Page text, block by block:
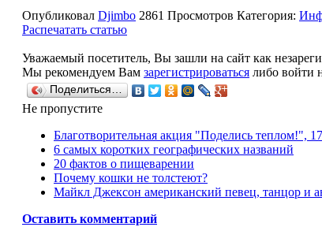
Опубликовал Djimbo 2861 Просмотров Категория:
Распечатать статью
Уважаемый посетитель, Вы зашли на сайт как
Мы рекомендуем Вам зарегистрироваться либо войти
Поделиться…
Не пропустите
Благотворительная акция "Поделись теплом!",
6 самых коротких географических названий
20 фактов о пищеварении
Почему кошки не толстеют?
Майкл Джексон американский певец, танцор и
Оставить комментарий